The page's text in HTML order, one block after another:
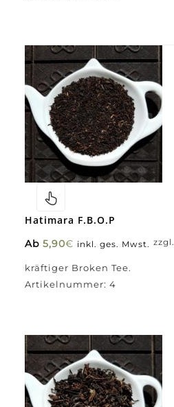
Hatimara F.B.O.P
Ab 5,90€ inkl. ges. Mwst.
kräftiger Broken Tee.
zzgl.
Artikelnummer: 4